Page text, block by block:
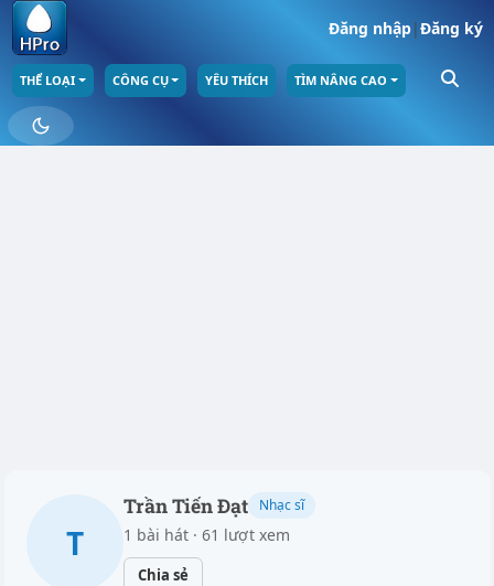
Đăng nhập|Đăng ký
THỂ LOẠI CÔNG CỤ YÊU THÍCH TÌM NÂNG CAO
T
Trần Tiến Đạt Nhạc sĩ
1 bài hát · 61 lượt xem
Chia sẻ